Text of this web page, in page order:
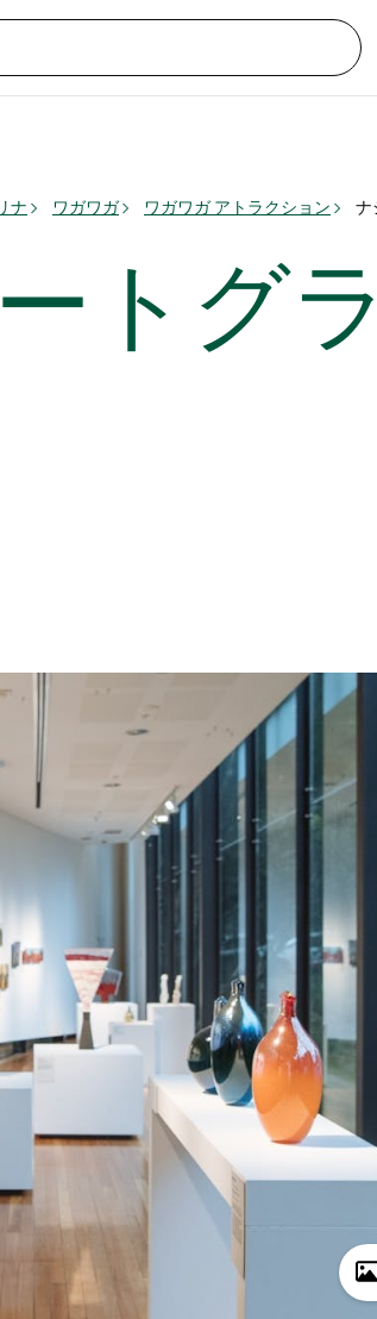
ナ ワガワガ ワガワガ アトラクション ナ
トグ